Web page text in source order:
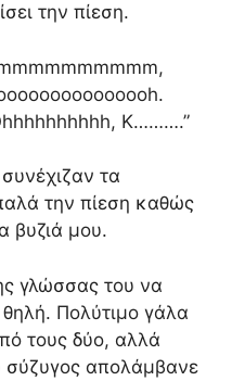
την πίεση.
K……….”
τα
την πίεση καθώς
βυζιά μου.
γλώσσας του να
Πολύτιμο γάλα
τους δύο, αλλά
απολάμβανε